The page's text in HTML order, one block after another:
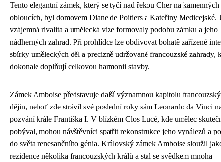
Tento elegantní zámek, který se tyčí nad řekou Cher na kamenných
obloucích, byl domovem Diane de Poitiers a Kateřiny Medicejské.
vzájemná rivalita a umělecká vize formovaly podobu zámku a jeho
nádherných zahrad. Při prohlídce lze obdivovat bohatě zařízené
sbírky uměleckých děl a precizně udržované francouzské zahrady,
dokonale doplňují celkovou harmonii stavby.
Zámek Amboise představuje další významnou kapitolu
dějin, neboť zde strávil své poslední roky sám Leonardo da Vinci
pozvání krále Františka I. V blízkém Clos Lucé, kde umělec
pobýval, mohou návštěvníci spatřit rekonstrukce jeho vynálezů a
do světa renesančního génia. Královský zámek Amboise sloužil
rezidence několika francouzských králů a stal se svědkem mnoha